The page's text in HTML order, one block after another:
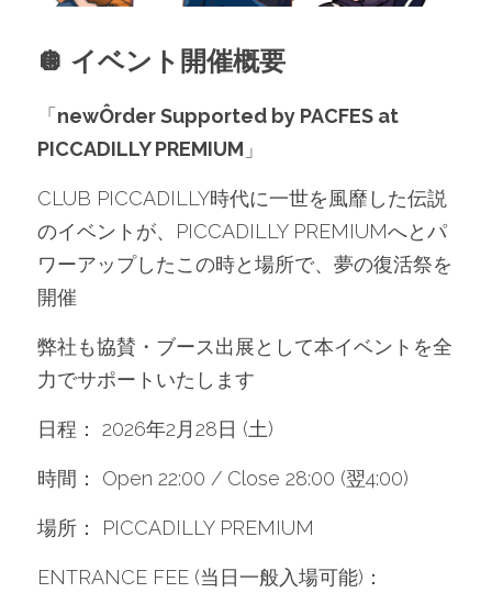
🪩 イベント開催概要
「 newÔrder Supported by PACFES at
PICCADILLY PREMIUM 」
CLUB PICCADILLY時代に一世を風靡した伝説
のイベントが、PICCADILLY PREMIUMへとパ
ワーアップしたこの時と場所で、夢の復活祭を
開催
弊社も協賛・ブース出展として本イベントを全
力でサポートいたします
日程： 2026年2月28日 (土)
時間： Open 22:00 / Close 28:00 (翌4:00)
場所： PICCADILLY PREMIUM
ENTRANCE FEE (当日一般入場可能)：